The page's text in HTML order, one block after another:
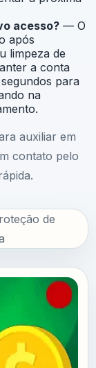
acesso? — O
após
limpeza de
a conta
para
na
auxiliar em
contato pelo
de